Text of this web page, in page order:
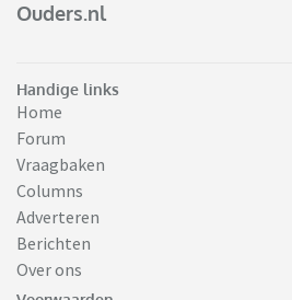
Ouders.nl
Handige links
Home
Forum
Vraagbaken
Columns
Adverteren
Berichten
Over ons